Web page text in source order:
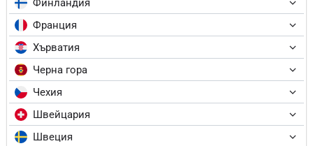
Франция
Хърватия
Черна гора
Чехия
Швейцария
Швеция